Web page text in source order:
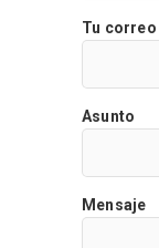
Tu
Asunto
Mensaje